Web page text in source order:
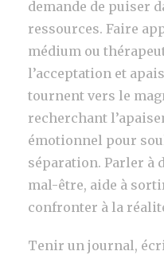
demande de puiser
ressources. Faire
médium ou
l’acceptation et
tournent vers le
recherchant
émotionnel pour
séparation. Parler à
mal-être, aide à
confronter à la
Tenir un journal,